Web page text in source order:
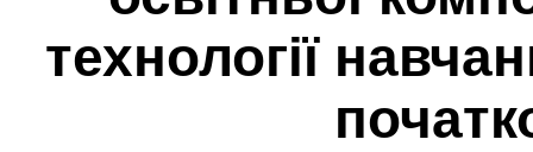
технології